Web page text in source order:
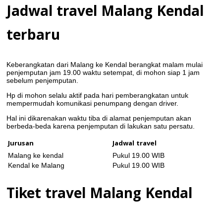
Jadwal travel Malang Kendal
terbaru
Keberangkatan dari Malang ke Kendal berangkat malam mulai
penjemputan jam 19.00 waktu setempat, di mohon siap 1 jam
sebelum penjemputan.
Hp di mohon selalu aktif pada hari pemberangkatan untuk
mempermudah komunikasi penumpang dengan driver.
Hal ini dikarenakan waktu tiba di alamat penjemputan akan
berbeda-beda karena penjemputan di lakukan satu persatu.
Jurusan Jadwal travel
Malang ke kendal
Pukul 19.00 WIB
Kendal ke Malang
Pukul 19.00 WIB
Tiket travel Malang Kendal